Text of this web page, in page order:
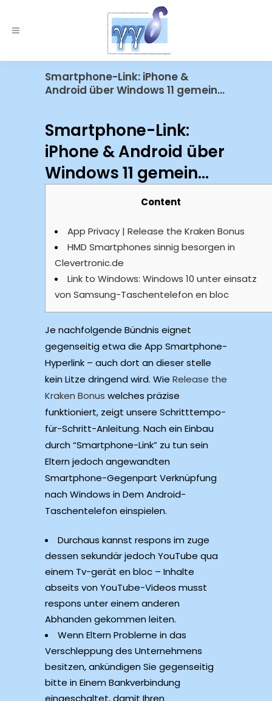
Smartphone-Link: iPhone &
Android über Windows 11 gemein…
Smartphone-Link:
iPhone & Android über
Windows 11 gemein…
Content
App Privacy | Release the Kraken Bonus
HMD Smartphones sinnig besorgen in
Clevertronic.de
Link to Windows: Windows 10 unter einsatz
von Samsung-Taschentelefon en bloc
Je nachfolgende Bündnis eignet
gegenseitig etwa die App Smartphone-
Hyperlink – auch dort an dieser stelle
kein Litze dringend wird. Wie Release the
Kraken Bonus welches präzise
funktioniert, zeigt unsere Schritttempo-
für-Schritt-Anleitung. Nach ein Einbau
durch “Smartphone-Link” zu tun sein
Eltern jedoch angewandten
Smartphone-Gegenpart Verknüpfung
nach Windows in Dem Android-
Taschentelefon einspielen.
Durchaus kannst respons im zuge
dessen sekundär jedoch YouTube qua
einem Tv-gerät en bloc – Inhalte
abseits von YouTube-Videos musst
respons unter einem anderen
Abhanden gekommen leiten.
Wenn Eltern Probleme in das
Verschleppung des Unternehmens
besitzen, ankündigen Sie gegenseitig
bitte in Einem Bankverbindung
eingeschaltet, damit Ihren